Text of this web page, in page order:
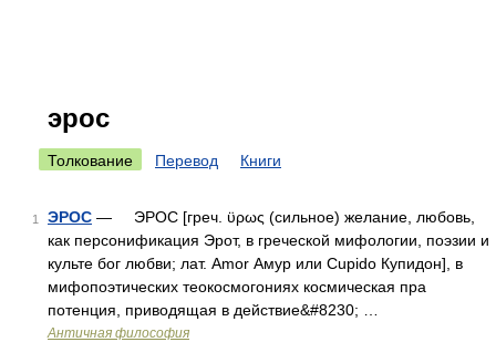
эрос
Толкование Перевод Книги
1 ЭРОС — ЭРОС [греч. ϋρως (сильное) желание, любовь,
как персонификация Эрот, в греческой мифологии, поэзии и
культе бог любви; лат. Amor Амур или Cupido Купидон], в
мифопоэтических теокосмогониях космическая пра
потенция, приводящая в действие&#8230; …
Античная философия